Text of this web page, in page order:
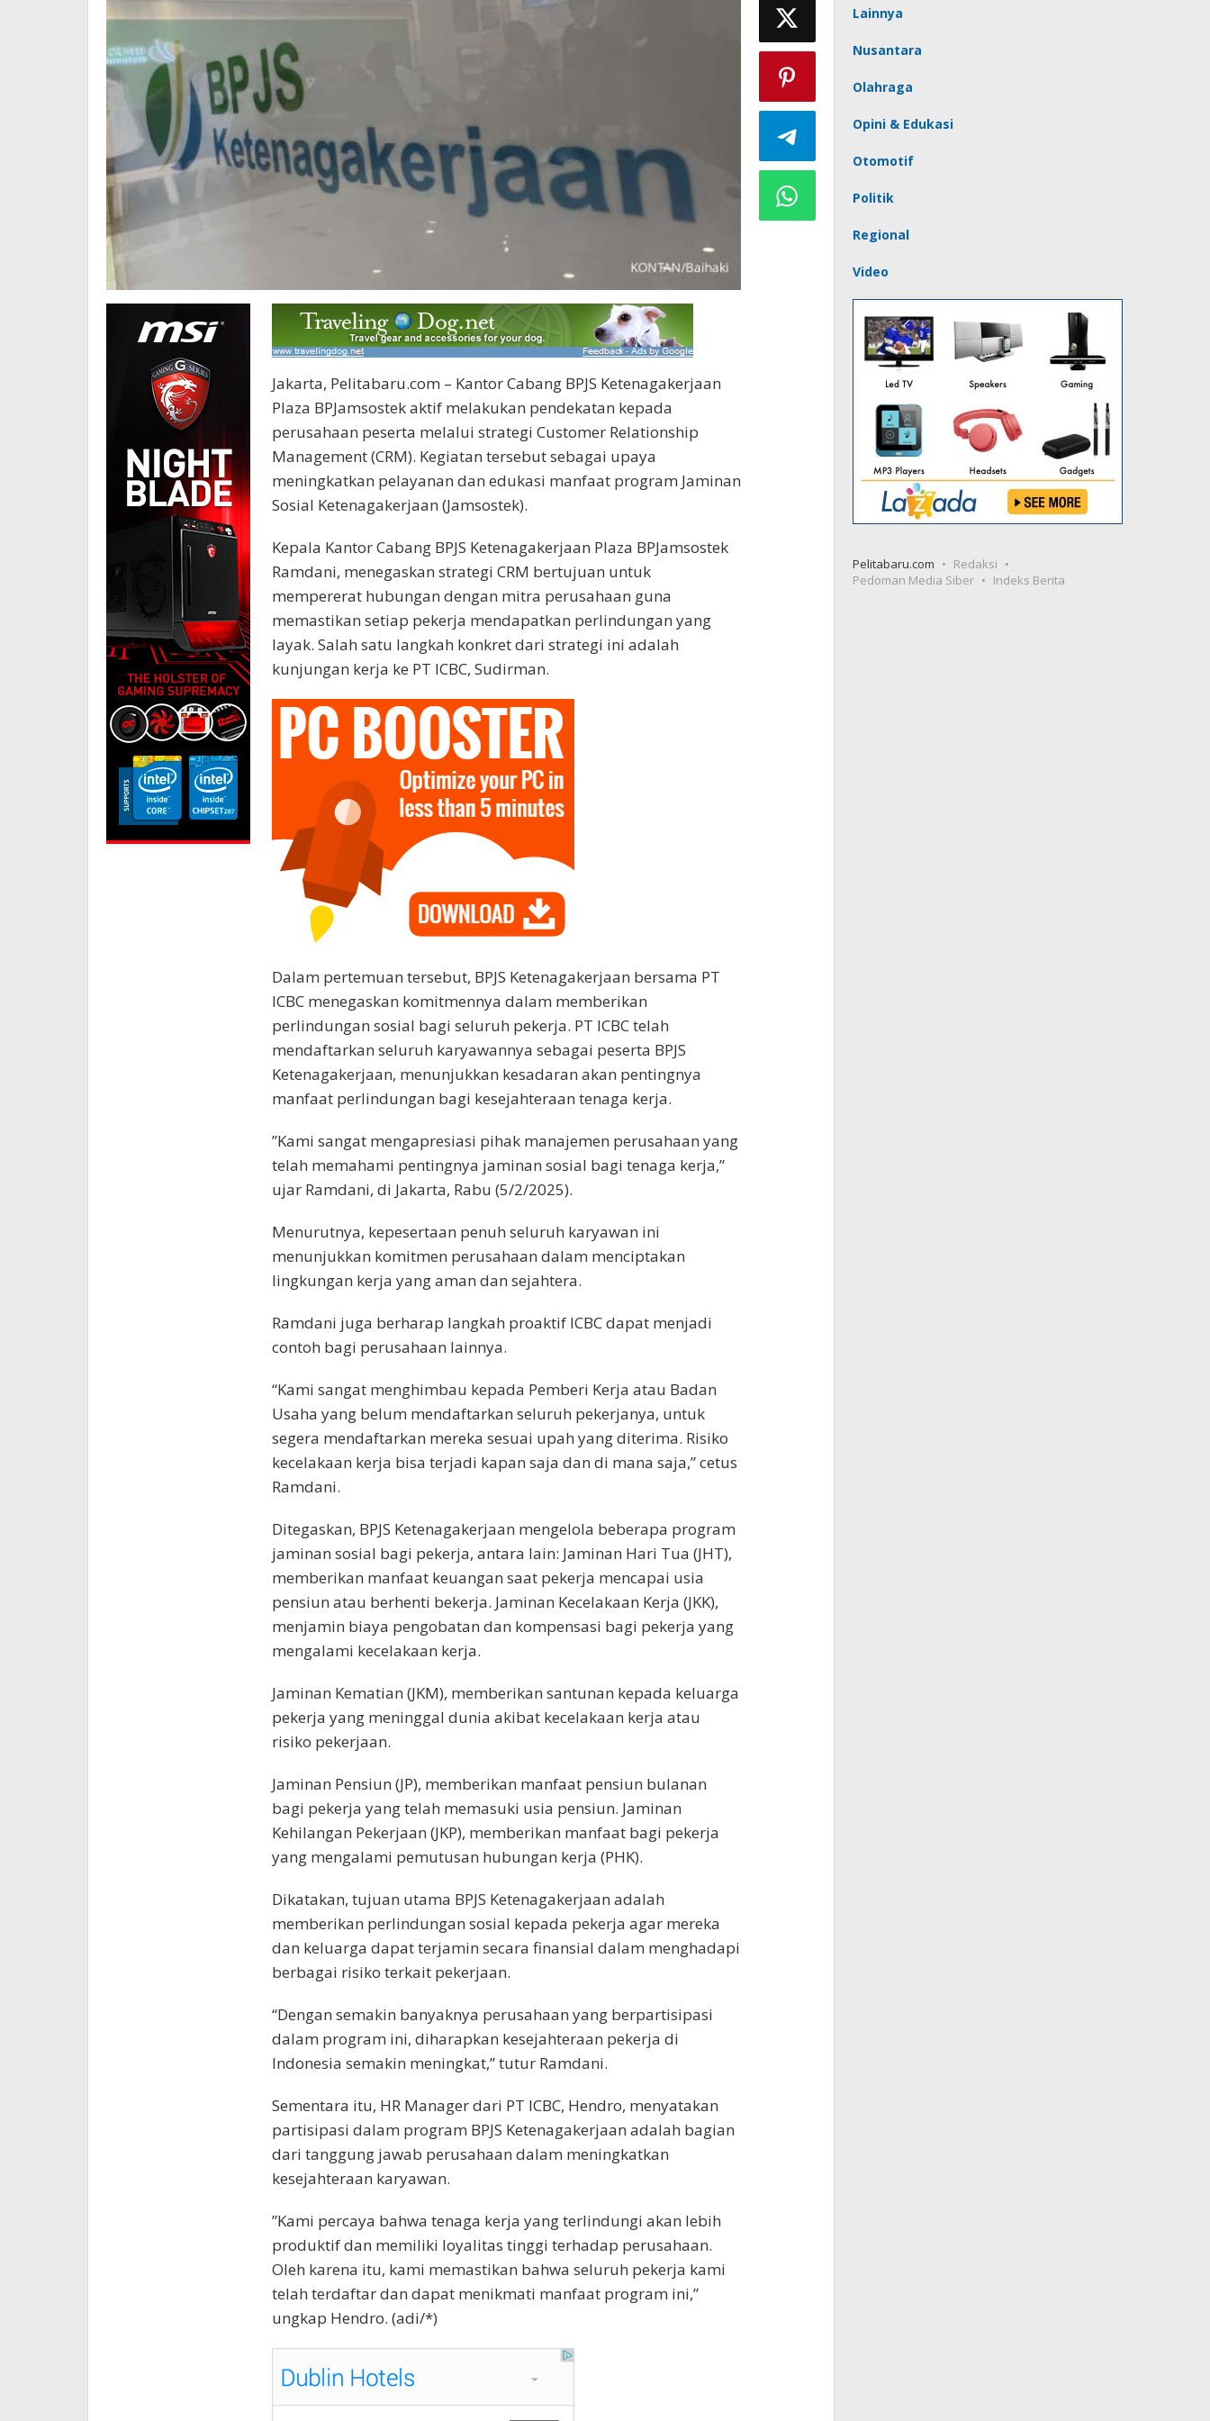
Jakarta, Pelitabaru.com – Kantor Cabang BPJS Ketenagakerjaan
Plaza BPJamsostek aktif melakukan pendekatan kepada
perusahaan peserta melalui strategi Customer Relationship
Management (CRM). Kegiatan tersebut sebagai upaya
meningkatkan pelayanan dan edukasi manfaat program Jaminan
Sosial Ketenagakerjaan (Jamsostek).
Kepala Kantor Cabang BPJS Ketenagakerjaan Plaza BPJamsostek
Ramdani, menegaskan strategi CRM bertujuan untuk
mempererat hubungan dengan mitra perusahaan guna
memastikan setiap pekerja mendapatkan perlindungan yang
layak. Salah satu langkah konkret dari strategi ini adalah
kunjungan kerja ke PT ICBC, Sudirman.
Dalam pertemuan tersebut, BPJS Ketenagakerjaan bersama PT
ICBC menegaskan komitmennya dalam memberikan
perlindungan sosial bagi seluruh pekerja. PT ICBC telah
mendaftarkan seluruh karyawannya sebagai peserta BPJS
Ketenagakerjaan, menunjukkan kesadaran akan pentingnya
manfaat perlindungan bagi kesejahteraan tenaga kerja.
”Kami sangat mengapresiasi pihak manajemen perusahaan yang
telah memahami pentingnya jaminan sosial bagi tenaga kerja,”
ujar Ramdani, di Jakarta, Rabu (5/2/2025).
Menurutnya, kepesertaan penuh seluruh karyawan ini
menunjukkan komitmen perusahaan dalam menciptakan
lingkungan kerja yang aman dan sejahtera.
Ramdani juga berharap langkah proaktif ICBC dapat menjadi
contoh bagi perusahaan lainnya.
“Kami sangat menghimbau kepada Pemberi Kerja atau Badan
Usaha yang belum mendaftarkan seluruh pekerjanya, untuk
segera mendaftarkan mereka sesuai upah yang diterima. Risiko
kecelakaan kerja bisa terjadi kapan saja dan di mana saja,” cetus
Ramdani.
Ditegaskan, BPJS Ketenagakerjaan mengelola beberapa program
jaminan sosial bagi pekerja, antara lain: Jaminan Hari Tua (JHT),
memberikan manfaat keuangan saat pekerja mencapai usia
pensiun atau berhenti bekerja. Jaminan Kecelakaan Kerja (JKK),
menjamin biaya pengobatan dan kompensasi bagi pekerja yang
mengalami kecelakaan kerja.
Jaminan Kematian (JKM), memberikan santunan kepada keluarga
pekerja yang meninggal dunia akibat kecelakaan kerja atau
risiko pekerjaan.
Jaminan Pensiun (JP), memberikan manfaat pensiun bulanan
bagi pekerja yang telah memasuki usia pensiun. Jaminan
Kehilangan Pekerjaan (JKP), memberikan manfaat bagi pekerja
yang mengalami pemutusan hubungan kerja (PHK).
Dikatakan, tujuan utama BPJS Ketenagakerjaan adalah
memberikan perlindungan sosial kepada pekerja agar mereka
dan keluarga dapat terjamin secara finansial dalam menghadapi
berbagai risiko terkait pekerjaan.
“Dengan semakin banyaknya perusahaan yang berpartisipasi
dalam program ini, diharapkan kesejahteraan pekerja di
Indonesia semakin meningkat,” tutur Ramdani.
Sementara itu, HR Manager dari PT ICBC, Hendro, menyatakan
partisipasi dalam program BPJS Ketenagakerjaan adalah bagian
dari tanggung jawab perusahaan dalam meningkatkan
kesejahteraan karyawan.
”Kami percaya bahwa tenaga kerja yang terlindungi akan lebih
produktif dan memiliki loyalitas tinggi terhadap perusahaan.
Oleh karena itu, kami memastikan bahwa seluruh pekerja kami
telah terdaftar dan dapat menikmati manfaat program ini,”
ungkap Hendro. (adi/*)
Lainnya
Nusantara
Olahraga
Opini & Edukasi
Otomotif
Politik
Regional
Video
Pelitabaru.com
Redaksi
Pedoman Media Siber
Indeks Berita